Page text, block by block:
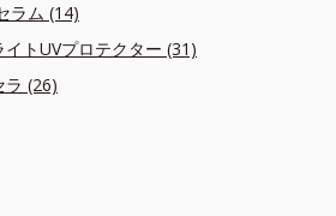
ラム (14)
トUVプロテクター (31)
ラ (26)